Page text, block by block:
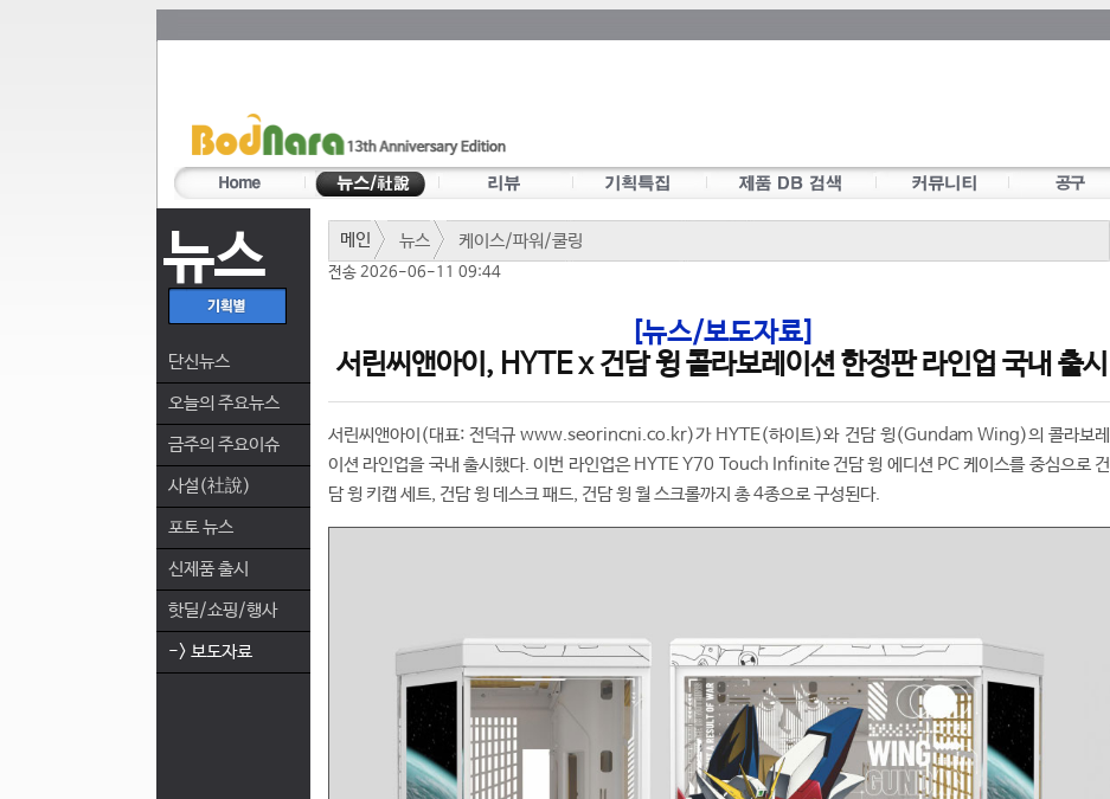
뉴스
단신뉴스
오늘의 주요뉴스
금주의 주요이슈
사설(社說)
포토 뉴스
신제품 출시
핫딜/쇼핑/행사
-> 보도자료
메인 뉴스 케이스/파워/쿨링
전송 2026-06-11 09:44
[뉴스/보도자료]
서린씨앤아이, HYTE x 건담 윙 콜라보레이션 한정판 라인업 국내 출시
서린씨앤아이(대표: 전덕규 www.seorincni.co.kr)가 HYTE(하이트)와 건담 윙(Gundam Wing)의 콜라보레
이션 라인업을 국내 출시했다. 이번 라인업은 HYTE Y70 Touch Infinite 건담 윙 에디션 PC 케이스를 중심으로 건
담 윙 키캡 세트, 건담 윙 데스크 패드, 건담 윙 월 스크롤까지 총 4종으로 구성된다.